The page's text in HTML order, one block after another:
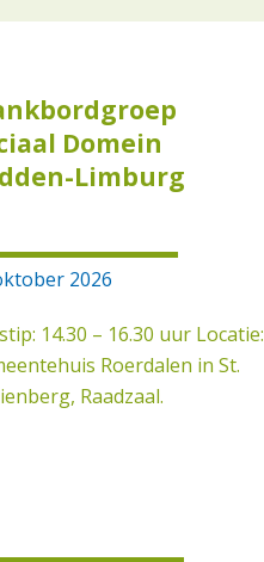
Domein
Limburg
2026
14.30 – 16.30 uur Locatie:
Roerdalen in St.
Raadzaal.